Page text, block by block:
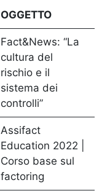
OGGETTO
Fact&News: “La
cultura del
rischio e il
sistema dei
controlli”
Assifact
Education 2022 |
Corso base sul
factoring